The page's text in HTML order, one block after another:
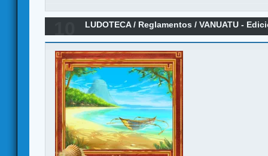
LUDOTECA/ Reglamentos /VANUATU -
(Reglamento)